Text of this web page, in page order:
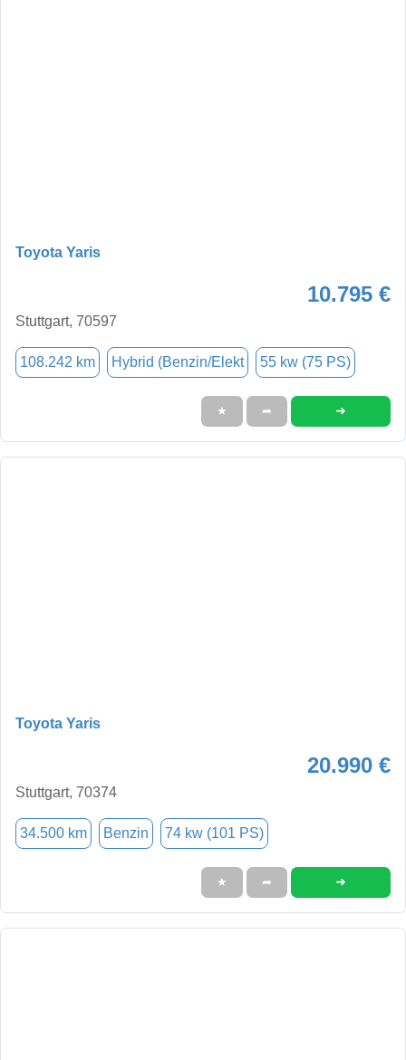
Toyota Yaris
10.795 €
Stuttgart, 70597
108.242 km Hybrid (Benzin/Elekt 55 kw (75 PS)
★ ➦ ➜
Toyota Yaris
20.990 €
Stuttgart, 70374
34.500 km Benzin 74 kw (101 PS)
★ ➦ ➜